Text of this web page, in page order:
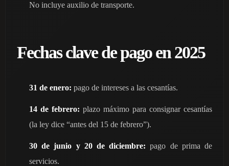
No incluye auxilio de transporte.
Fechas clave de pago en 2025
31 de enero: pago de intereses a las cesantías.
14 de febrero: plazo máximo para consignar cesantías
(la ley dice “antes del 15 de febrero”).
30 de junio y 20 de diciembre: pago de prima de
servicios.